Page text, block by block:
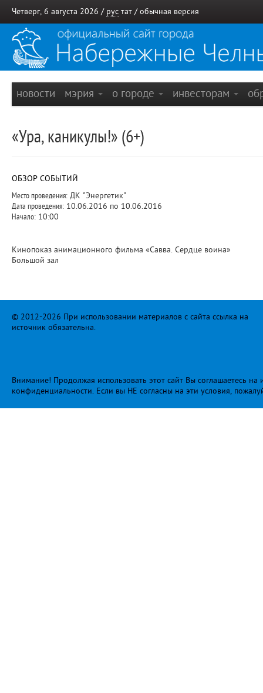
Четверг, 6 августа 2026 / рус тат / обычная версия
новости мэрия о городе инвесторам
«Ура, каникулы!» (6+)
ОБЗОР СОБЫТИЙ
Место проведения: ДК "Энергетик"
Дата проведения: 10.06.2016 по 10.06.2016
Начало: 10:00
Кинопоказ анимационного фильма «Савва. Сердце воина»
Большой зал
© 2012-2026 При использовании материалов с сайта ссылка на
источник обязательна.
Внимание! Продолжая использовать этот сайт Вы соглашаетесь
конфиденциальности. Если вы НЕ согласны на эти условия,